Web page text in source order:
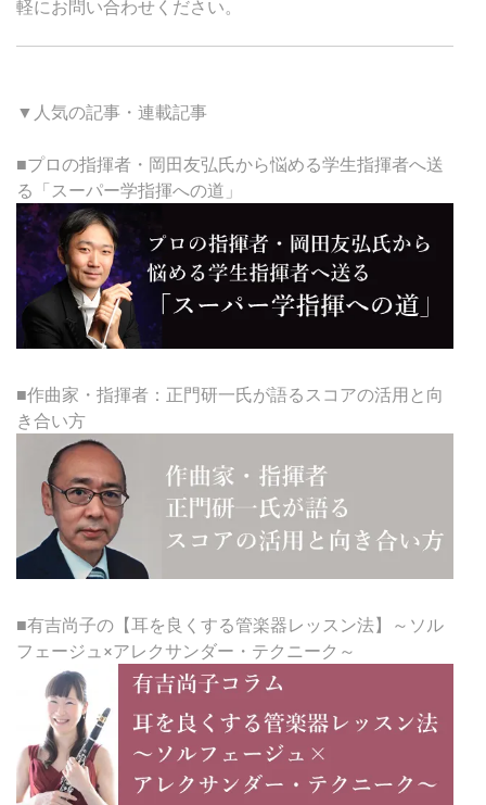
軽にお問い合わせください。
▼人気の記事・連載記事
■プロの指揮者・岡田友弘氏から悩める学生指揮者へ送
る「スーパー学指揮への道」
■作曲家・指揮者：正門研一氏が語るスコアの活用と向
き合い方
■有吉尚子の【耳を良くする管楽器レッスン法】～ソル
フェージュ×アレクサンダー・テクニーク～